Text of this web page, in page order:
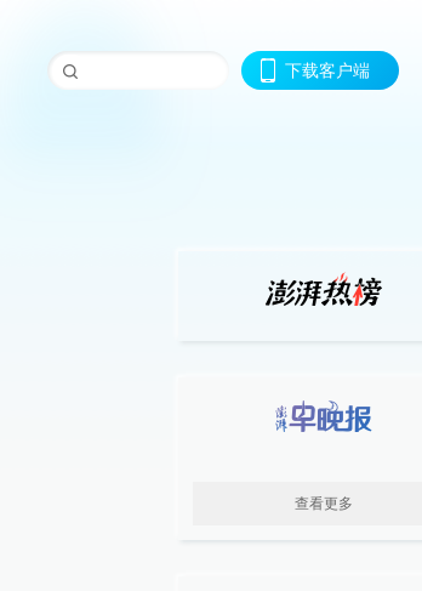
下载客户端
查看更多